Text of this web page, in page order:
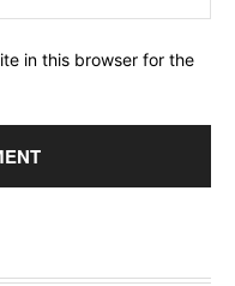
in this browser for the